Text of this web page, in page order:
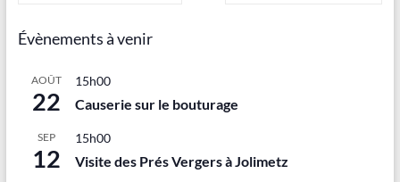
Évènements à venir
AOÛT
22
15h00
Causerie sur le bouturage
SEP
12
15h00
Visite des Prés Vergers à Jolimetz